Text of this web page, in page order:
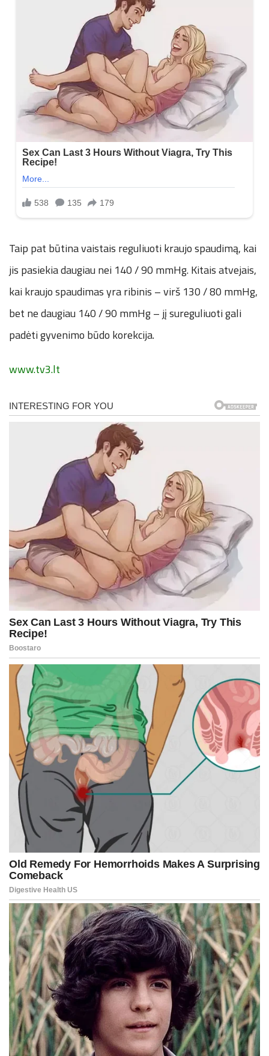
Taip pat būtina vaistais reguliuoti kraujo spaudimą, kai
jis pasiekia daugiau nei 140 / 90 mmHg. Kitais atvejais,
kai kraujo spaudimas yra ribinis – virš 130 / 80 mmHg,
bet ne daugiau 140 / 90 mmHg – jį sureguliuoti gali
padėti gyvenimo būdo korekcija.
www.tv3.lt